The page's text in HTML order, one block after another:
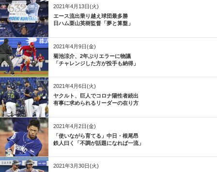
2021年4月13日(火)
エース流出乗り越え球団最多勝
日ハム栗山英樹監督「夢と算盤」
2021年4月9日(金)
菊池涼介、2年ぶりエラーに物議
「チャレンジした方が投手も納得」
2021年4月6日(火)
ヤクルト、巨人でコロナ陽性者続出
有事に求められるリーダーの在り方
2021年4月2日(金)
「使いながら育てる」中日・根尾昂
鉄人曰く「不調が話題になれば一流」
2021年3月30日(火)